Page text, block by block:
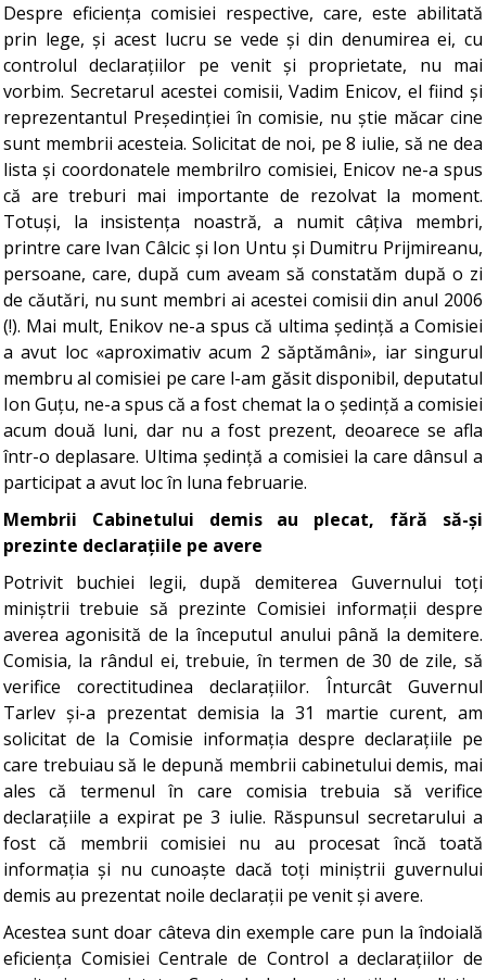
Despre eficiența comisiei respective, care, este abilitată
prin lege, și acest lucru se vede și din denumirea ei, cu
controlul declarațiilor pe venit și proprietate, nu mai
vorbim. Secretarul acestei comisii, Vadim Enicov, el fiind și
reprezentantul Președinției în comisie, nu știe măcar cine
sunt membrii acesteia. Solicitat de noi, pe 8 iulie, să ne dea
lista și coordonatele membrilro comisiei, Enicov ne-a spus
că are treburi mai importante de rezolvat la moment.
Totuși, la insistența noastră, a numit câțiva membri,
printre care Ivan Câlcic și Ion Untu și Dumitru Prijmireanu,
persoane, care, după cum aveam să constatăm după o zi
de căutări, nu sunt membri ai acestei comisii din anul 2006
(!). Mai mult, Enikov ne-a spus că ultima ședință a Comisiei
a avut loc «aproximativ acum 2 săptămâni», iar singurul
membru al comisiei pe care l-am găsit disponibil, deputatul
Ion Guțu, ne-a spus că a fost chemat la o ședință a comisiei
acum două luni, dar nu a fost prezent, deoarece se afla
într-o deplasare. Ultima ședință a comisiei la care dânsul a
participat a avut loc în luna februarie.
Membrii Cabinetului demis au plecat, fără să-și
prezinte declarațiile pe avere
Potrivit buchiei legii, după demiterea Guvernului toți
miniștrii trebuie să prezinte Comisiei informații despre
averea agonisită de la începutul anului până la demitere.
Comisia, la rândul ei, trebuie, în termen de 30 de zile, să
verifice corectitudinea declarațiilor. Înturcât Guvernul
Tarlev și-a prezentat demisia la 31 martie curent, am
solicitat de la Comisie informația despre declarațiile pe
care trebuiau să le depună membrii cabinetului demis, mai
ales că termenul în care comisia trebuia să verifice
declarațiile a expirat pe 3 iulie. Răspunsul secretarului a
fost că membrii comisiei nu au procesat încă toată
informația și nu cunoaște dacă toți miniștrii guvernului
demis au prezentat noile declarații pe venit și avere.
Acestea sunt doar câteva din exemple care pun la îndoială
eficiența Comisiei Centrale de Control a declarațiilor de